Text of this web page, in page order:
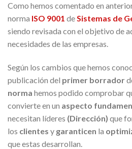
Como hemos comentado en
norma ISO 9001 deSistemas de
siendo revisada con el objetivo de
necesidades de las empresas.
Según los cambios que hemos
publicación del primer borrador
norma hemos podido comprobar
convierte en un aspecto
necesitan líderes (Dirección) que
los clientes y garanticen la
que estas desarrollan.